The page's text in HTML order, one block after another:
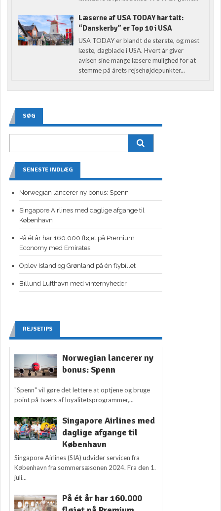
Læserne af USA TODAY har talt:
“Danskerby” er Top 10 i USA
USA TODAY er blandt de største, og mest
læste, dagblade i USA. Hvert år giver
avisen sine mange læsere mulighed for at
stemme på årets rejsehøjdepunkter...
SØG
SENESTE INDLÆG
Norwegian lancerer ny bonus: Spenn
Singapore Airlines med daglige afgange til
København
På ét år har 160.000 fløjet på Premium
Economy med Emirates
Oplev Island og Grønland på én flybillet
Billund Lufthavn med vinternyheder
REJSETIPS
Norwegian lancerer ny
bonus: Spenn
"Spenn" vil gøre det lettere at optjene og bruge
point på tværs af loyalitetsprogrammer,...
Singapore Airlines med
daglige afgange til
København
Singapore Airlines (SIA) udvider servicen fra
København fra sommersæsonen 2024. Fra den 1.
juli...
På ét år har 160.000